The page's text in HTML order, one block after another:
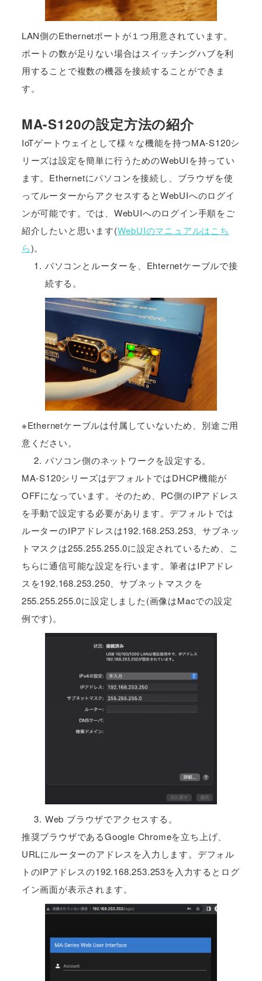
LAN側のEthernetポートが１つ用意されています。
ポートの数が足りない場合はスイッチングハブを利
用することで複数の機器を接続することができま
す。
MA-S120の設定方法の紹介
IoTゲートウェイとして様々な機能を持つMA-S120シ
リーズは設定を簡単に行うためのWebUIを持ってい
ます。Ethernetにパソコンを接続し、ブラウザを使
ってルーターからアクセスするとWebUIへのログイ
ンが可能です。では、WebUIへのログイン手順をご
紹介したいと思います(WebUIのマニュアルはこち
ら)。
パソコンとルーターを、Ehternetケーブルで接
続する。
※Ethernetケーブルは付属していないため、別途ご用
意ください。
パソコン側のネットワークを設定する。
MA-S120シリーズはデフォルトではDHCP機能が
OFFになっています。そのため、PC側のIPアドレス
を手動で設定する必要があります。デフォルトでは
ルーターのIPアドレスは192.168.253.253、サブネッ
トマスクは255.255.255.0に設定されているため、こ
ちらに通信可能な設定を行います。筆者はIPアドレ
スを192.168.253.250、サブネットマスクを
255.255.255.0に設定しました(画像はMacでの設定
例です)。
Web ブラウザでアクセスする。
推奨ブラウザであるGoogle Chromeを立ち上げ、
URLにルーターのアドレスを入力します。デフォル
トのIPアドレスの192.168.253.253を入力するとログ
イン画面が表示されます。